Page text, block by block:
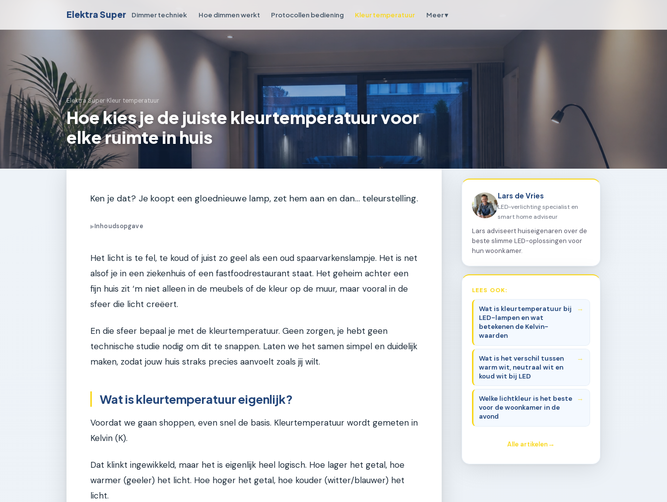
Elektra Super Dimmer techniek Hoe dimmen werkt Protocollen bediening Kleur temperatuur Meer ▾
Elektra Super›Kleur temperatuur
Hoe kies je de juiste kleurtemperatuur voor
elke ruimte in huis
Ken je dat? Je koopt een gloednieuwe lamp, zet hem aan en dan… teleurstelling.
▶Inhoudsopgave
Het licht is te fel, te koud of juist zo geel als een oud spaarvarkenslampje. Het is net
alsof je in een ziekenhuis of een fastfoodrestaurant staat. Het geheim achter een
fijn huis zit ‘m niet alleen in de meubels of de kleur op de muur, maar vooral in de
sfeer die licht creëert.
En die sfeer bepaal je met de kleurtemperatuur. Geen zorgen, je hebt geen
technische studie nodig om dit te snappen. Laten we het samen simpel en duidelijk
maken, zodat jouw huis straks precies aanvoelt zoals jij wilt.
Wat is kleurtemperatuur eigenlijk?
Voordat we gaan shoppen, even snel de basis. Kleurtemperatuur wordt gemeten in
Kelvin (K).
Dat klinkt ingewikkeld, maar het is eigenlijk heel logisch. Hoe lager het getal, hoe
warmer (geeler) het licht. Hoe hoger het getal, hoe kouder (witter/blauwer) het
licht.
Lars de Vries
LED-verlichting specialist en
smart home adviseur
Lars adviseert huiseigenaren over de
beste slimme LED-oplossingen voor
hun woonkamer.
LEES OOK:
Wat is kleurtemperatuur bij
LED-lampen en wat
betekenen de Kelvin-
waarden
Wat is het verschil tussen
warm wit, neutraal wit en
koud wit bij LED
Welke lichtkleur is het beste
voor de woonkamer in de
avond
Alle artikelen